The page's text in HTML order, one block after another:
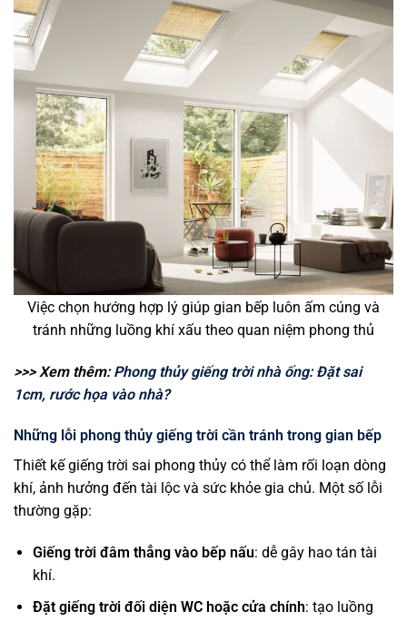
Việc chọn hướng hợp lý giúp gian bếp luôn ấm cúng và
tránh những luồng khí xấu theo quan niệm phong thủ
>>> Xem thêm:Phong thủy giếng trời nhà ống: Đặt sai
1cm, rước họa vào nhà?
Những lỗi phong thủy giếng trời cần tránh trong gian bếp
Thiết kế giếng trời sai phong thủy có thể làm rối loạn dòng
khí, ảnh hưởng đến tài lộc và sức khỏe gia chủ. Một số lỗi
thường gặp:
Giếng trời đâm thẳng vào bếp nấu: dễ gây hao tán tài
khí.
Đặt giếng trời đối diện WC hoặc cửa chính: tạo luồng